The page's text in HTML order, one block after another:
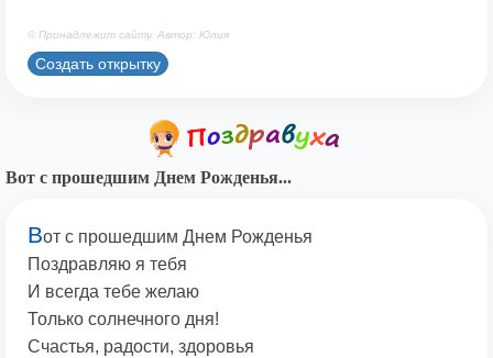
© Принадлежит сайту. Автор: Юлия
Создать открытку
Вот с прошедшим Днем Рожденья...
Вот с прошедшим Днем Рожденья
Поздравляю я тебя
И всегда тебе желаю
Только солнечного дня!
Счастья, радости, здоровья